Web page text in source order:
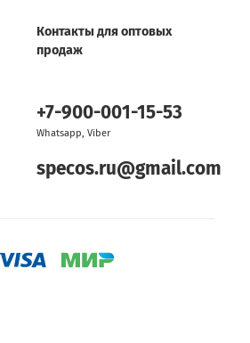
Контакты для оптовых
продаж
+7-900-001-15-53
Whatsapp, Viber
specos.ru@gmail.com